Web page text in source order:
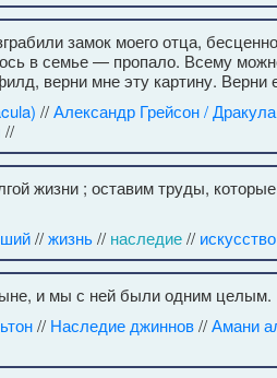
замок моего отца,
в семье — пропало. Всему
верни мне эту картину. Верни
//Александр Грейсон / Дракула
//
жизни ; оставим труды,
//жизнь// наследие// искусство
и мы с ней были одним целым.
// Наследие джиннов//Амани